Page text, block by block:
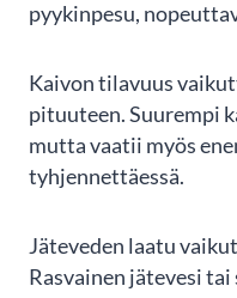
pyykinpesu,
Kaivon tilavuus
pituuteen. Suurempi
mutta vaatii myös
tyhjennettäessä.
Jäteveden laatu
Rasvainen jätevesi